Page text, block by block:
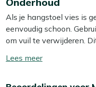
en vochtbestendig is,
blijft. Het stalen frame
zodat je stabiel zit. De
zorgen voor een zachte
wat langer blijft hangen.
Als je hangstoel vies is
eenvoudig schoon.
om vuil te verwijderen.
minstens twee keer per
Toon/verberg